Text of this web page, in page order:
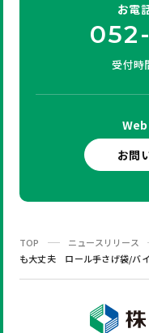
お電
受付時
お問
TOP ニュースリリース
も大丈夫 ロール手さげ袋/バ